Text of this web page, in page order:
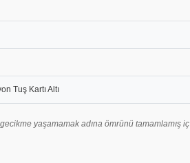
Tuş Kartı Altı
yaşamamak adına ömrünü tamamlamış iç